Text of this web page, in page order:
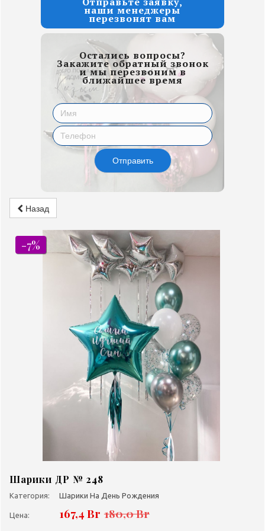
наши менеджеры
перезвонят вам
Остались вопросы?
Закажите обратный звонок
и мы перезвоним в
ближайшее время
Отправить
Назад
-7%
Шарики ДР № 248
Категория: Шарики На День Рождения
Цена: 167,4 Br 180,0 Br